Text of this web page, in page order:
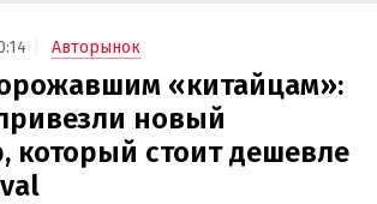
Авторынок
«китайцам»:
новый
который стоит дешевле